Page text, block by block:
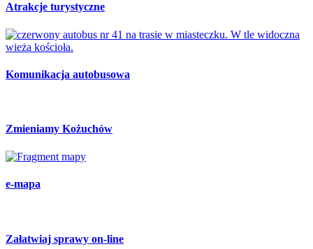
Atrakcje turystyczne
Komunikacja autobusowa
Zmieniamy Kożuchów
e-mapa
Załatwiaj sprawy on-line